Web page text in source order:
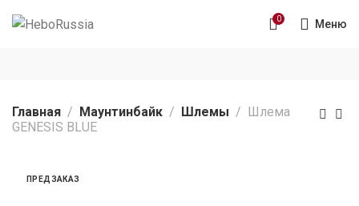
0 Меню
Главная Маунтинбайк Шлемы
Шлема
GENESIS BLUE
ПРЕДЗАКАЗ